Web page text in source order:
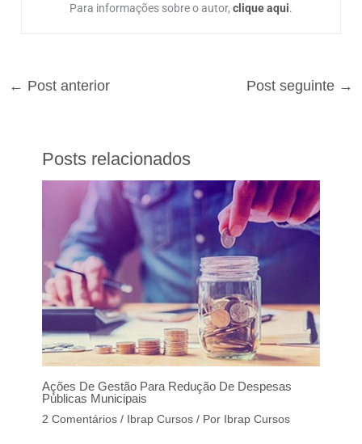
Para informações sobre o autor, clique aqui.
← Post anterior Post seguinte →
Posts relacionados
Ações De Gestão Para Redução De Despesas
Públicas Municipais
2 Comentários / Ibrap Cursos/ Por Ibrap Cursos